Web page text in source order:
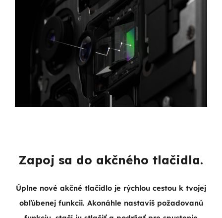
Zapoj sa do akčného tlačidla.
Úplne nové akčné tlačidlo je rýchlou cestou k tvojej
obľúbenej funkcii. Akonáhle nastavíš požadovanú